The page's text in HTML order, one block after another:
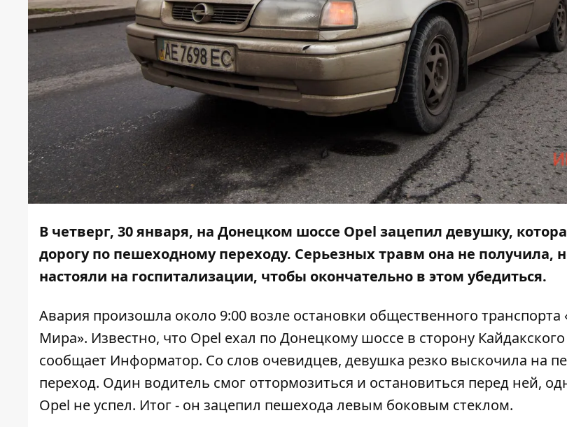
В четверг, 30 января, на Донецком шоссе Opel зацепил девушку,
дорогу по пешеходному переходу. Серьезных травм она не получила,
настояли на госпитализации, чтобы окончательно в этом убедиться.
Авария произошла около 9:00 возле остановки общественного транспорта
Мира». Известно, что Opel ехал по Донецкому шоссе в сторону
сообщает Информатор. Со слов очевидцев, девушка резко выскочила на
переход. Один водитель смог оттормозиться и остановиться перед ней,
Opel не успел. Итог - он зацепил пешехода левым боковым стеклом.